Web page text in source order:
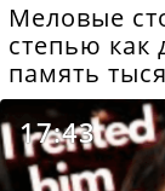
Меловые
степью как
память
17:43